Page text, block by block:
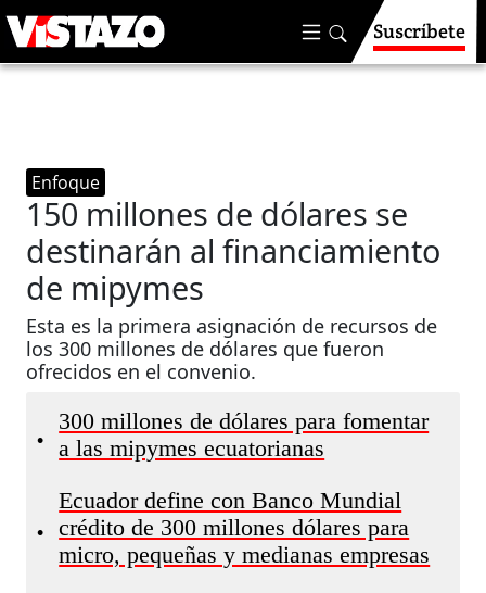
Suscríbete
Enfoque
150 millones de dólares se
destinarán al financiamiento
de mipymes
Esta es la primera asignación de recursos de
los 300 millones de dólares que fueron
ofrecidos en el convenio.
•
300 millones de dólares para fomentar
a las mipymes ecuatorianas
•
Ecuador define con Banco Mundial
crédito de 300 millones dólares para
micro, pequeñas y medianas empresas